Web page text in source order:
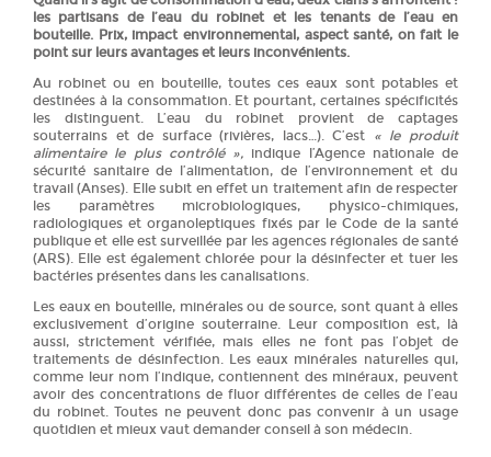
les partisans de l’eau du robinet et les tenants de l’eau en
bouteille. Prix, impact environnemental, aspect santé, on fait le
point sur leurs avantages et leurs inconvénients.
Au robinet ou en bouteille, toutes ces eaux sont potables et
destinées à la consommation. Et pourtant, certaines spécificités
les distinguent. L’eau du robinet provient de captages
souterrains et de surface (rivières, lacs…). C’est « le produit
alimentaire le plus contrôlé », indique l’Agence nationale de
sécurité sanitaire de l’alimentation, de l’environnement et du
travail (Anses). Elle subit en effet un traitement afin de respecter
les paramètres microbiologiques, physico-chimiques,
radiologiques et organoleptiques fixés par le Code de la santé
publique et elle est surveillée par les agences régionales de santé
(ARS). Elle est également chlorée pour la désinfecter et tuer les
bactéries présentes dans les canalisations.
Les eaux en bouteille, minérales ou de source, sont quant à elles
exclusivement d’origine souterraine. Leur composition est, là
aussi, strictement vérifiée, mais elles ne font pas l’objet de
traitements de désinfection. Les eaux minérales naturelles qui,
comme leur nom l’indique, contiennent des minéraux, peuvent
avoir des concentrations de fluor différentes de celles de l’eau
du robinet. Toutes ne peuvent donc pas convenir à un usage
quotidien et mieux vaut demander conseil à son médecin.